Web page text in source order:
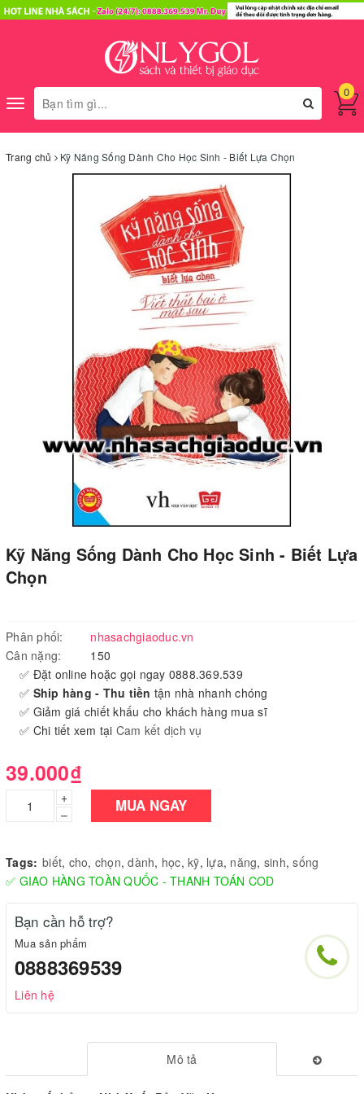
Toggle
navigation
0
Trang chủ Kỹ Năng Sống Dành Cho Học Sinh - Biết Lựa Chọn
Kỹ Năng Sống Dành Cho Học Sinh - Biết Lựa
Chọn
Phân phối:
nhasachgiaoduc.vn
Cân nặng:
150
✅ Đặt online hoặc gọi ngay 0888.369.539
✅ Ship hàng - Thu tiền tận nhà nhanh chóng
✅ Giảm giá chiết khấu cho khách hàng mua sĩ
✅ Chi tiết xem tại Cam kết dịch vụ
39.000₫
+
–
MUA NGAY
Tags: biết, cho, chọn,dành, học, kỹ, lựa, năng, sinh,sống
✅ GIAO HÀNG TOÀN QUỐC - THANH TOÁN COD
Bạn cần hỗ trợ?
Mua sản phẩm
0888369539
Liên hệ
Mô tả